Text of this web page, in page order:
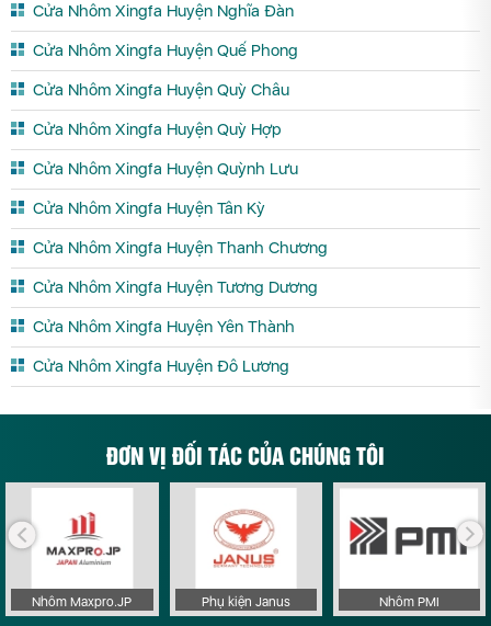
Cửa Nhôm Xingfa Huyện Nghĩa Đàn
Cửa Nhôm Xingfa Huyện Quế Phong
Cửa Nhôm Xingfa Huyện Quỳ Châu
Cửa Nhôm Xingfa Huyện Quỳ Hợp
Cửa Nhôm Xingfa Huyện Quỳnh Lưu
Cửa Nhôm Xingfa Huyện Tân Kỳ
Cửa Nhôm Xingfa Huyện Thanh Chương
Cửa Nhôm Xingfa Huyện Tương Dương
Cửa Nhôm Xingfa Huyện Yên Thành
Cửa Nhôm Xingfa Huyện Đô Lương
ĐƠN VỊ ĐỐI TÁC CỦA CHÚNG TÔI
Nhôm Maxpro.JP Phụ kiện Janus Nhôm PMI